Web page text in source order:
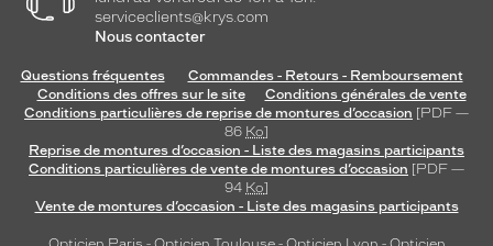
serviceclients@krys.com
Nous contacter
Questions fréquentes
Commandes - Retours - Remboursement
Conditions des offres sur le site
Conditions générales de vente
Conditions particulières de reprise de montures d’occasion [PDF —
86 Ko]
Reprise de montures d’occasion - Liste des magasins participants
Conditions particulières de vente de montures d’occasion [PDF —
94 Ko]
Vente de montures d’occasion - Liste des magasins participants